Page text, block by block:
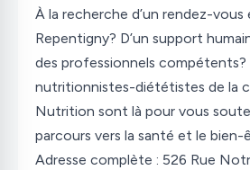
À la recherche d’un rendez-
Repentigny? D’un support
des professionnels compétents?
nutritionnistes-diététistes de la
Nutrition sont là pour vous
parcours vers la santé et le bien-
Adresse complète : 526 Rue